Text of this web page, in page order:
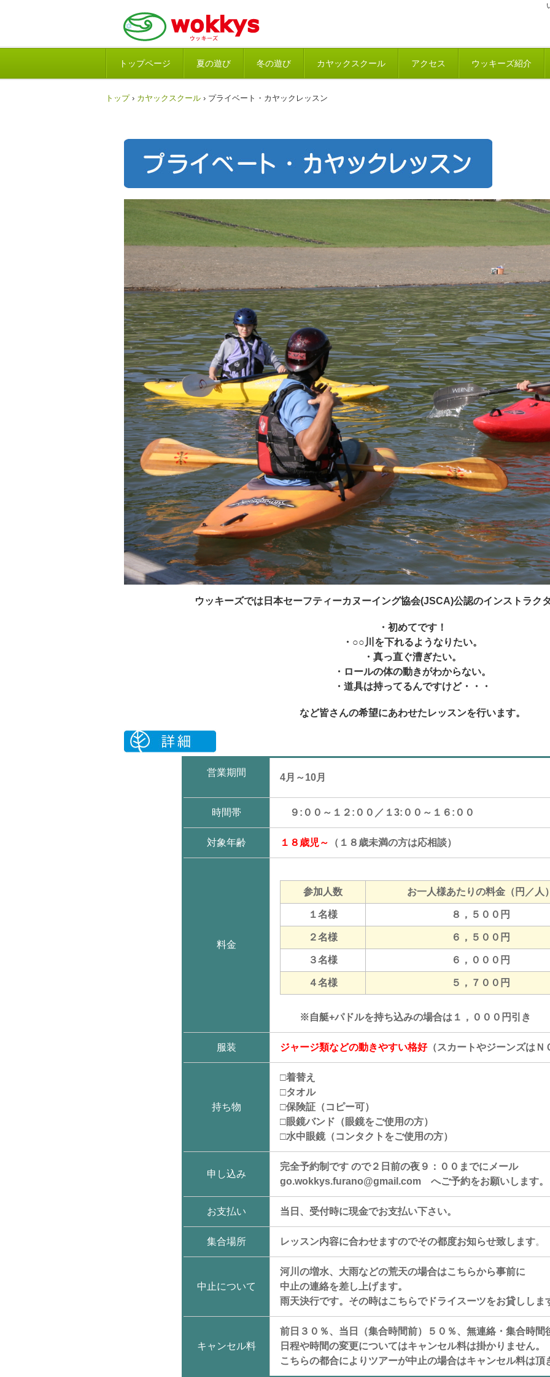
トップページ 夏の遊び 冬の遊び カヤックスクール アクセス ウッキーズ紹介
トップ › カヤックスクール › プライベート・カヤックレッスン
ウッキーズでは日本セーフティーカヌーイング協会(JSCA)公認のインストラク
・初めてです！
・○○川を下れるようなりたい。
・真っ直ぐ漕ぎたい。
・ロールの体の動きがわからない。
・道具は持ってるんですけど・・・
など皆さんの希望にあわせたレッスンを行います。
営業期間 4月～10月
時間帯 ９:００～１２:００ ／１3:００～１６:００
対象年齢 １８歳児～ （１８歳未満の方は応相談）
料金
参加人数 お一人様あたりの料金（円／人
１名様 ８，５００円
２名様 ６，５００円
３名様 ６，０００円
４名様 ５，７００円
※自艇+パドルを持ち込みの場合は１，０００円引き
服装 ジャージ類などの動きやすい格好（スカートやジーンズはＮ
持ち物
□着替え
□タオル
□保険証（コピー可）
□眼鏡バンド（眼鏡をご使用の方）
□水中眼鏡（コンタクトをご使用の方）
申し込み
完全予約制です ので２日前の夜９：００までにメール
go.wokkys.furano@gmail.com へご予約をお願いします。
お支払い 当日、受付時に現金でお支払い下さい。
集合場所 レッスン内容に合わせますのでその都度お知らせ致します。
中止について
河川の増水、大雨などの荒天の場合はこちらから事前に
中止の連絡を差し上げます。
雨天決行です。その時はこちらでドライスーツをお貸ししま
キャンセル料
前日３０％、当日（集合時間前）５０％、無連絡・集合時間
日程や時間の変更についてはキャンセル料は掛かりません。
こちらの都合によりツアーが中止の場合はキャンセル料は頂